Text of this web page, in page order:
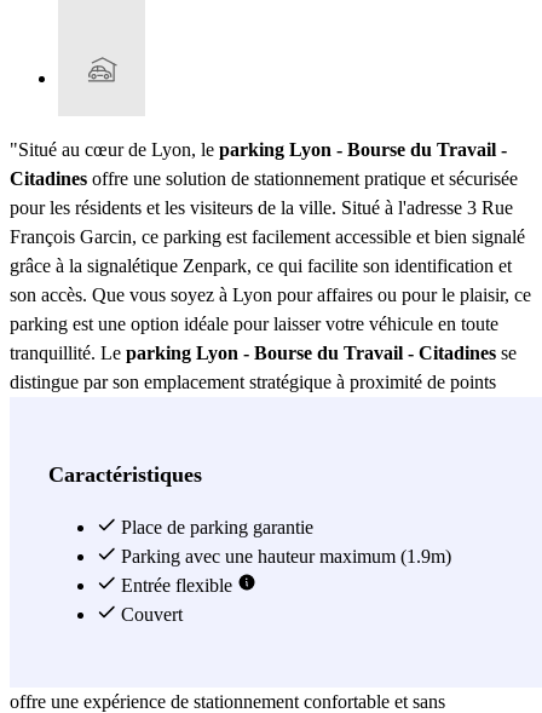
"Situé au cœur de Lyon, le parking Lyon - Bourse du Travail -
Citadines offre une solution de stationnement pratique et sécurisée
pour les résidents et les visiteurs de la ville. Situé à l'adresse 3 Rue
François Garcin, ce parking est facilement accessible et bien signalé
grâce à la signalétique Zenpark, ce qui facilite son identification et
son accès. Que vous soyez à Lyon pour affaires ou pour le plaisir, ce
parking est une option idéale pour laisser votre véhicule en toute
tranquillité. Le parking Lyon - Bourse du Travail - Citadines se
distingue par son emplacement stratégique à proximité de points
Lyon sans se soucier du stationnement. De plus, sa proximité avec
et rapide vers n'importe quelle partie de la ville, optimisant votre
temps et facilitant vos déplacements. L'une des caractéristiques les
plus attrayantes duparking Lyon - Bourse du Travail - Citadines
est sa sécurité. Équipé de systèmes de surveillance modernes, ce
offre une expérience de stationnement confortable et sans
Caractéristiques
Place de parking garantie
Parking avec une hauteur maximum (1.9m)
Entrée flexible
Couvert